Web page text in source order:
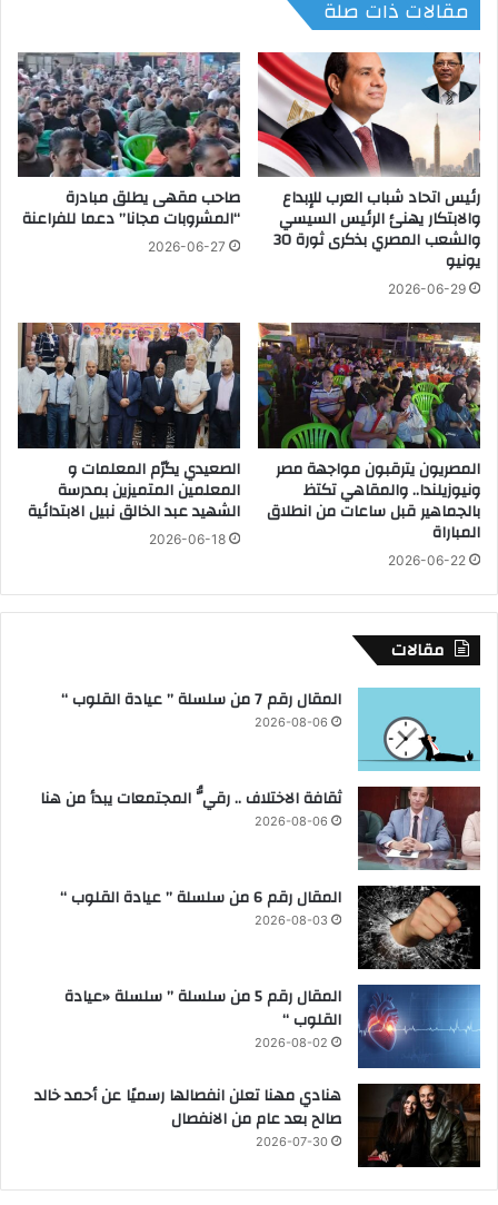
ف
ب
ق
و
ة
ل
س
ي
س
ي
.
.
ي
ا
ر
ة
م
ص
ر
ت
ؤ
س
س
ش
ر
س
ت
ت
ي
ي
ش
ا
ف
ى
ا
ل
م
ؤ
ت
ر
ا
ل
ف
ر
ن
س
ى
ا
م
ص
ر
ى
ل
ل
ل
ع
ى
و
ا
ج
ا
م
ع
ى
مقالات ذات صلة
رئيس اتحاد شباب العرب للإبداع
والابتكار يهنئ الرئيس السيسي
والشعب المصري بذكرى ثورة 30
يونيو
2026-06-29
صاحب مقهى يطلق مبادرة
“المشروبات مجانا” دعما للفراعنة
2026-06-27
المصريون يترقبون مواجهة مصر
ونيوزيلندا.. والمقاهي تكتظ
بالجماهير قبل ساعات من انطلاق
المباراة
2026-06-22
الصعيدي يكرّم المعلمات و
المعلمين المتميزين بمدرسة
الشهيد عبد الخالق نبيل الابتدائية
2026-06-18
مقالات
المقال رقم 7 من سلسلة ” عيادة القلوب “
2026-08-06
ثقافة الاختلاف .. رقيُّ المجتمعات يبدأ من هنا
2026-08-06
المقال رقم 6 من سلسلة ” عيادة القلوب “
2026-08-03
المقال رقم 5 من سلسلة ” سلسلة «عيادة
القلوب “
2026-08-02
هنادي مهنا تعلن انفصالها رسميًا عن أحمد خالد
صالح بعد عام من الانفصال
2026-07-30